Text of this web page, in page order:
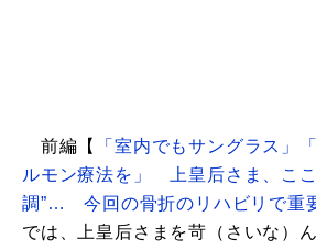
前編【
「室内でもサングラス」
ルモン療法を」 上皇后さま、こ
調”… 今回の骨折のリハビリで重
では、上皇后さまを苛（さいな）